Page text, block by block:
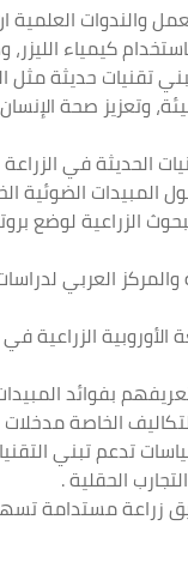
والندوات
كيمياء
تبني تقنيات
وتعزيز صحة
الحديثة في
البحوث الزراعية
والمركز العربي
الزراعية في
بفوائد
الخاصة مدخلات
تدعم تبني
الحقلية .
زراعة مستدامة